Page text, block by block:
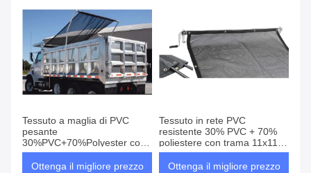
Tessuto a maglia di PVC
pesante
30%PVC+70%Polyester con
11x11 maglia di costruzione e
spessore da 0,3-0,5 mm per
Ottenga il migliore prezzo
Tessuto in rete PVC
resistente 30% PVC + 70%
poliestere con trama 11x11 e
spessore 0,3-0,5 mm per uso
esterno
Ottenga il migliore prezzo